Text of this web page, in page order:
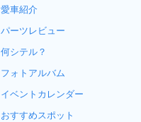
愛車紹介
パーツレビュー
何シテル？
フォトアルバム
イベントカレンダー
おすすめスポット